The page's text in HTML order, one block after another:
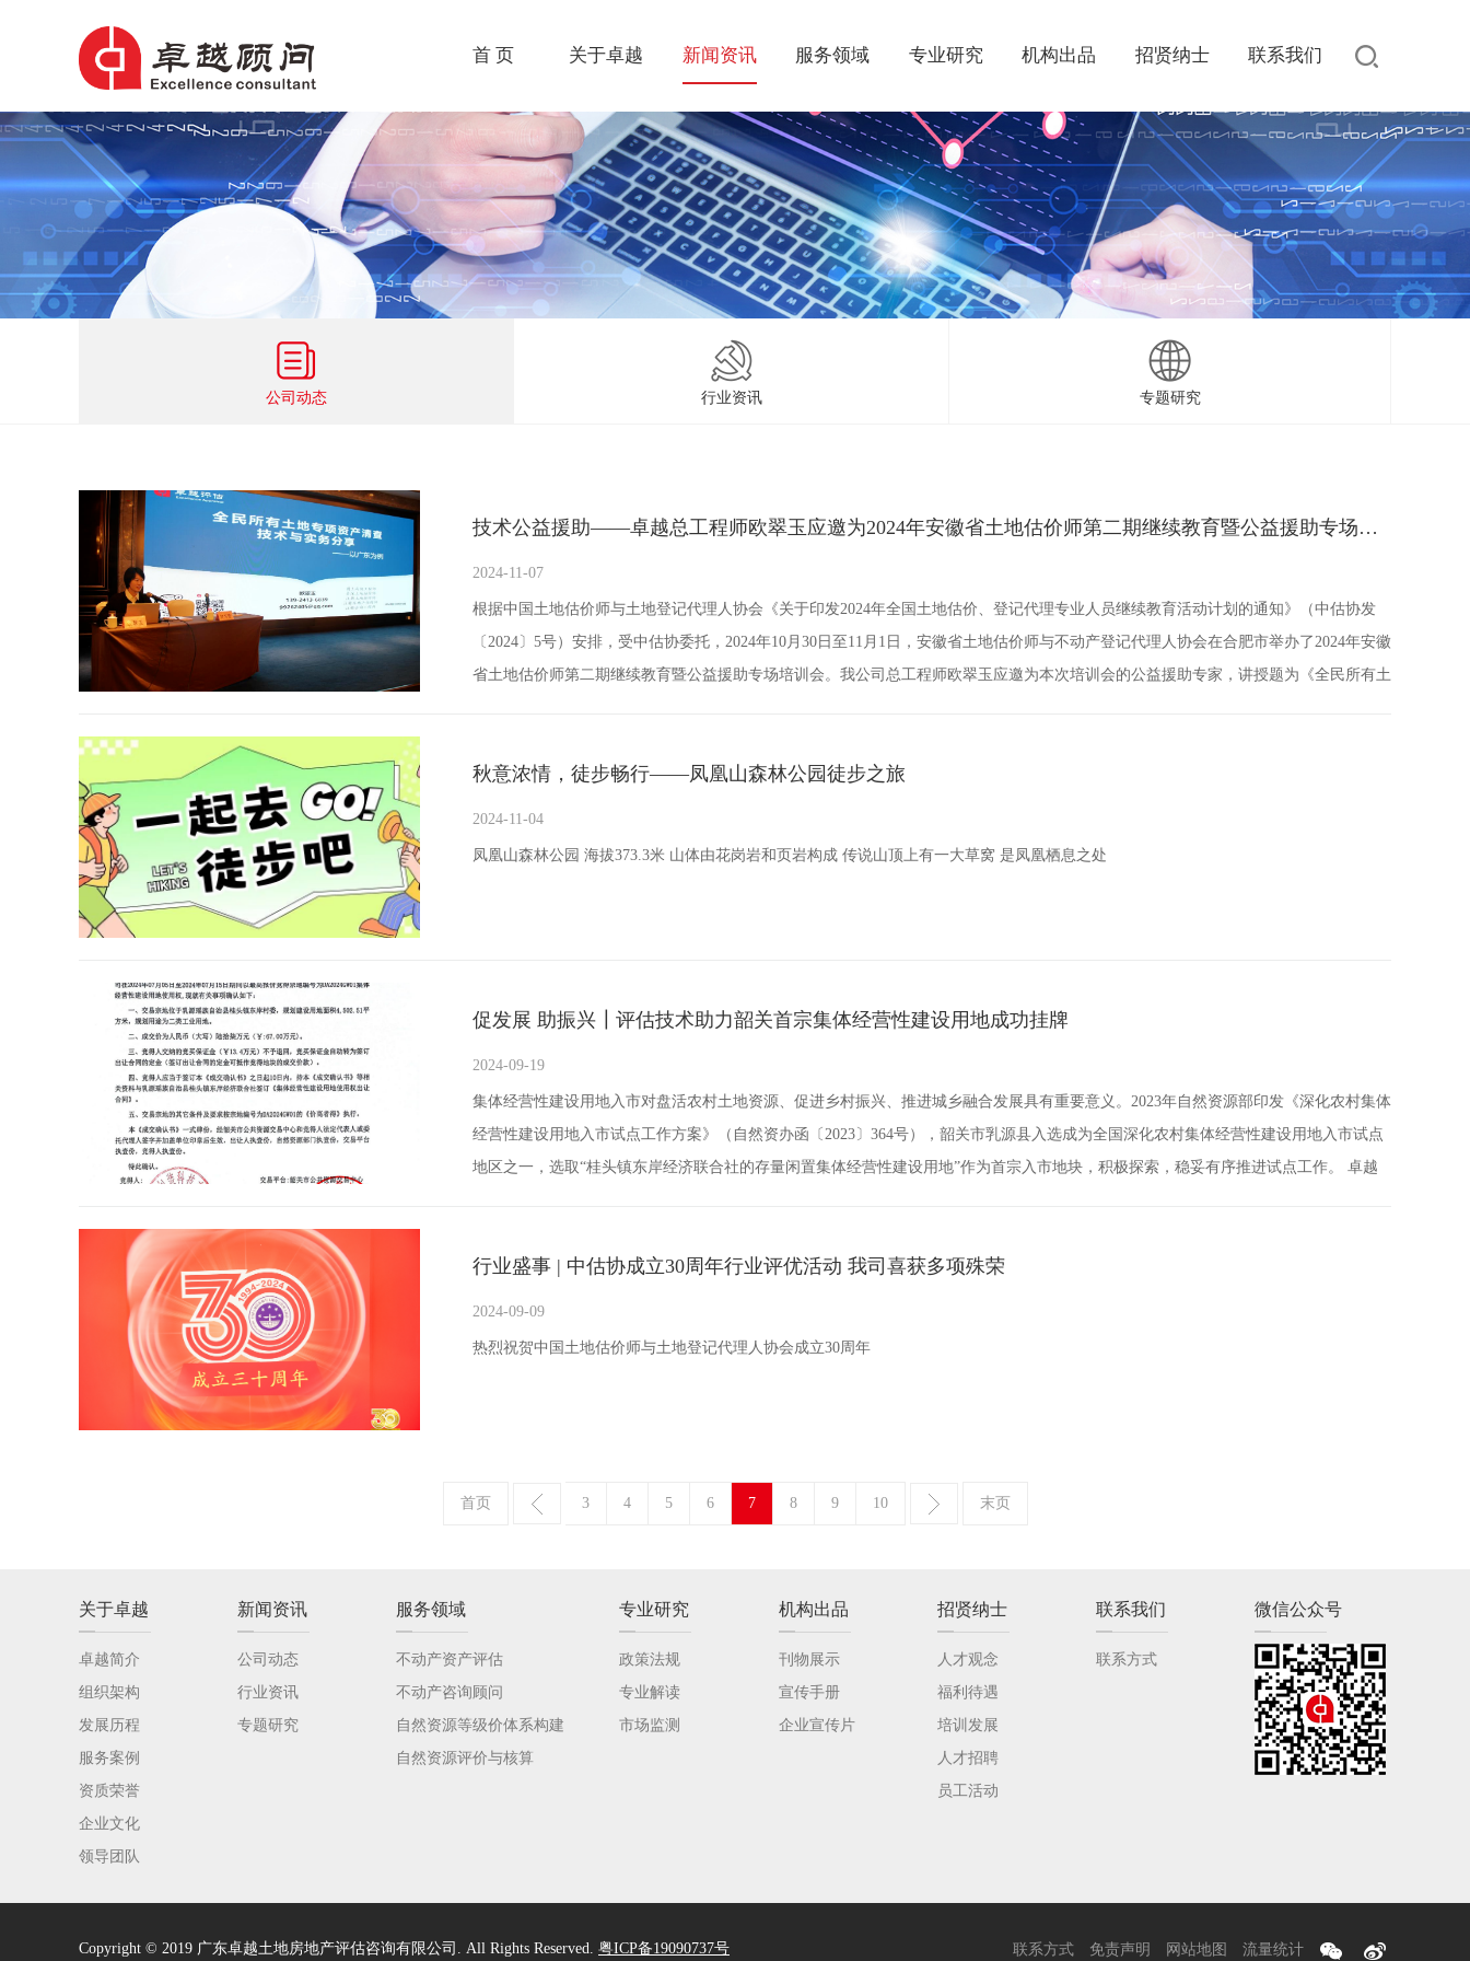
首 页 关于卓越 新闻资讯 服务领域 专业研究 机构出品 招贤纳士 联系我们
公司动态 行业资讯 专题研究
技术公益援助——卓越总工程师欧翠玉应邀为2024年安徽省土地估价师第二期继续教育暨公益援助专场培训会授课
2024-11-07
根据中国土地估价师与土地登记代理人协会《关于印发2024年全国土地估价、登记代理专业人员继续教育活动计划的通知》（中估协发
〔2024〕5号）安排，受中估协委托，2024年10月30日至11月1日，安徽省土地估价师与不动产登记代理人协会在合肥市举办了2024年安徽
省土地估价师第二期继续教育暨公益援助专场培训会。我公司总工程师欧翠玉应邀为本次培训会的公益援助专家，讲授题为《全民所有土
秋意浓情，徒步畅行——凤凰山森林公园徒步之旅
2024-11-04
凤凰山森林公园 海拔373.3米 山体由花岗岩和页岩构成 传说山顶上有一大草窝 是凤凰栖息之处
促发展 助振兴┃评估技术助力韶关首宗集体经营性建设用地成功挂牌
2024-09-19
集体经营性建设用地入市对盘活农村土地资源、促进乡村振兴、推进城乡融合发展具有重要意义。2023年自然资源部印发《深化农村集体
经营性建设用地入市试点工作方案》（自然资办函〔2023〕364号），韶关市乳源县入选成为全国深化农村集体经营性建设用地入市试点
地区之一，选取“桂头镇东岸经济联合社的存量闲置集体经营性建设用地”作为首宗入市地块，积极探索，稳妥有序推进试点工作。 卓越
行业盛事 | 中估协成立30周年行业评优活动 我司喜获多项殊荣
2024-09-09
热烈祝贺中国土地估价师与土地登记代理人协会成立30周年
首页 3 4 5 6 7 8 9 10 末页
关于卓越
卓越简介
组织架构
发展历程
服务案例
资质荣誉
企业文化
领导团队
新闻资讯
公司动态
行业资讯
专题研究
服务领域
不动产资产评估
不动产咨询顾问
自然资源等级价体系构建
自然资源评价与核算
专业研究
政策法规
专业解读
市场监测
机构出品
刊物展示
宣传手册
企业宣传片
招贤纳士
人才观念
福利待遇
培训发展
人才招聘
员工活动
联系我们
联系方式
微信公众号
联系方式 免责声明 网站地图 流量统计
Copyright © 2019 广东卓越土地房地产评估咨询有限公司. All Rights Reserved. 粤ICP备19090737号